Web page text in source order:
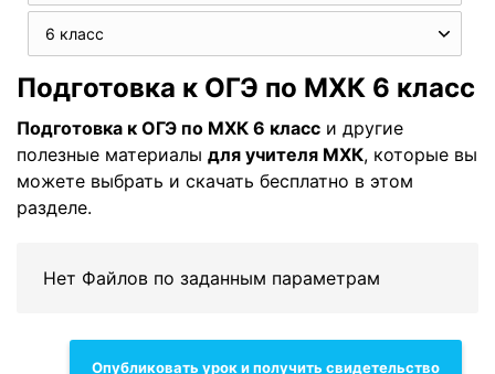
6 класс
Подготовка к ОГЭ по МХК 6 класс
Подготовка к ОГЭ по МХК 6 класс и другие
полезные материалы для учителя МХК, которые вы
можете выбрать и скачать бесплатно в этом
разделе.
Нет Файлов по заданным параметрам
Опубликовать урок и получить свидетельство